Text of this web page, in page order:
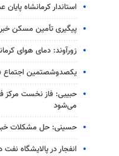
استاندار کرمانشاه
پیگیری تأمین مسکن
زورآوند: دمای هوای
یکصدوشصتمین اجتماع
حبیبی: فاز نخست مرکز
می‌شود
حسینی: حل مشکلات
انفجار در پالایشگاه نفت